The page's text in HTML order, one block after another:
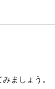
ましょう。